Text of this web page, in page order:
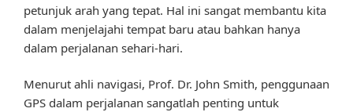
petunjuk arah yang tepat. Hal ini sangat membantu kita
dalam menjelajahi tempat baru atau bahkan hanya
dalam perjalanan sehari-hari.
Menurut ahli navigasi, Prof. Dr. John Smith, penggunaan
GPS dalam perjalanan sangatlah penting untuk